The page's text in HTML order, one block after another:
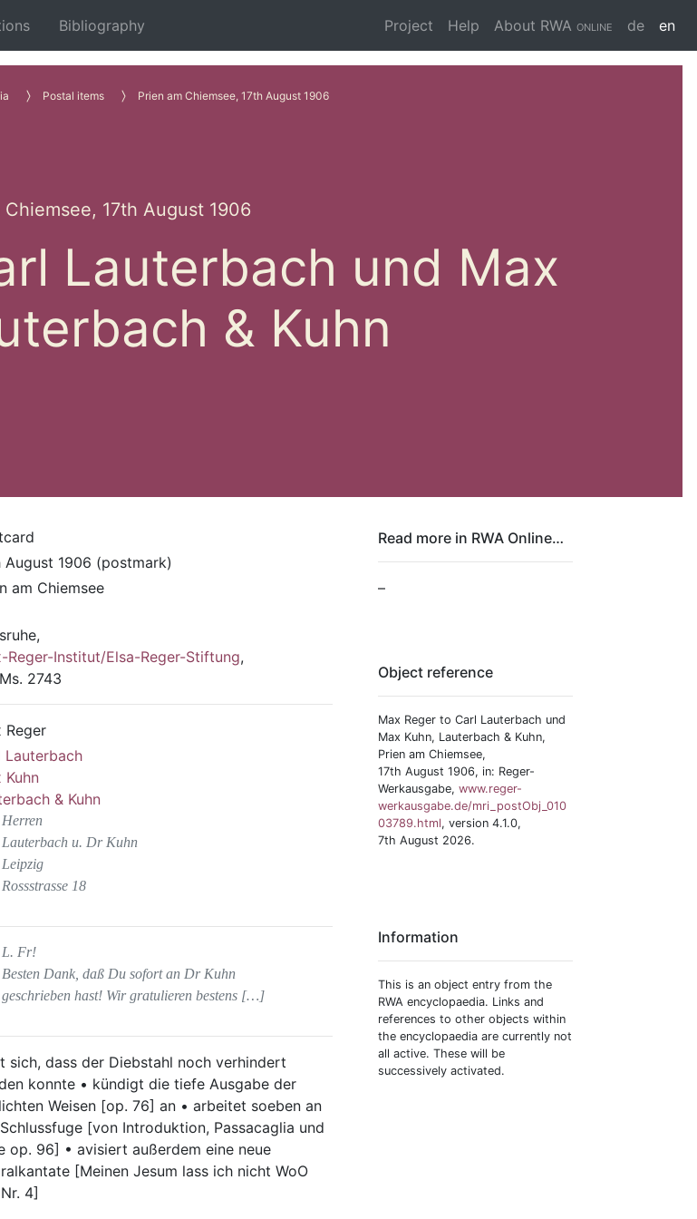
Bibliography Project Help About RWA online de en
Postal items Prien am Chiemsee, 17th August 1906
Chiemsee, 17th August 1906
Lauterbach und Max
& Kuhn
August 1906 (postmark)
am Chiemsee
Reger-Institut/Elsa-Reger-Stiftung,
2743
Reger
Lauterbach
Kuhn
& Kuhn
Herren
Lauterbach u. Dr Kuhn
Leipzig
Rossstrasse 18
L. Fr!
Besten Dank, daß Du sofort an Dr Kuhn
geschrieben hast! Wir gratulieren bestens […]
sich, dass der Diebstahl noch verhindert
konnte • kündigt die tiefe Ausgabe der
Weisen [op. 76] an • arbeitet soeben an
[von Introduktion, Passacaglia und
op. 96] • avisiert außerdem eine neue
[Meinen Jesum lass ich nicht WoO
4]
Read more in RWA Online…
–
Object reference
Max Reger to Carl Lauterbach und
Max Kuhn, Lauterbach & Kuhn,
Prien am Chiemsee,
17th August 1906, in: Reger-
Werkausgabe, www.reger-
werkausgabe.de/mri_postObj_010
03789.html, version 4.1.0,
7th August 2026.
Information
This is an object entry from the
RWA encyclopaedia. Links and
references to other objects within
the encyclopaedia are currently not
all active. These will be
successively activated.